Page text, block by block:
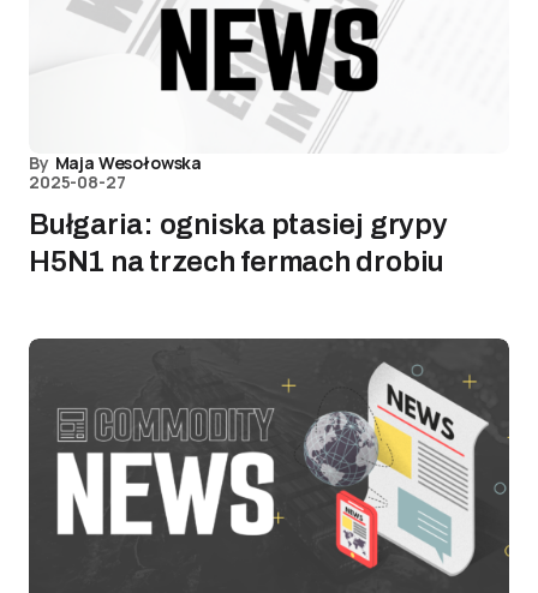
By Maja Wesołowska
2025-08-27
Bułgaria: ogniska ptasiej grypy
H5N1 na trzech fermach drobiu